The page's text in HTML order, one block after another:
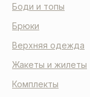
Боди и топы
Комплекты
Брюки
Жакеты и жилеты
Верхняя одежда